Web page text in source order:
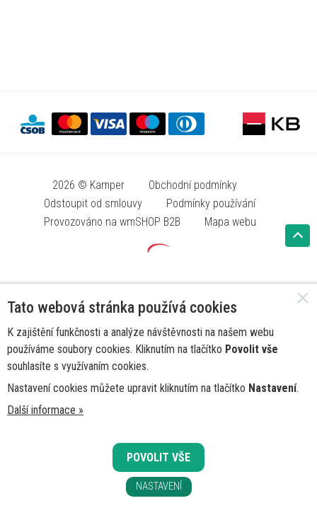
2026 © Kamper
Obchodní podmínky
Odstoupit od smlouvy
Podmínky používání
Provozováno na wmSHOP B2B
Mapa webu
Tato webová stránka používá cookies
K zajištění funkčnosti a analýze návštěvnosti na našem webu
používáme soubory cookies. Kliknutím na tlačítko Povolit vše
souhlasíte s využívaním cookies.
Nastavení cookies můžete upravit kliknutím na tlačítko Nastavení.
Další informace »
POVOLIT VŠE
NASTAVENÍ